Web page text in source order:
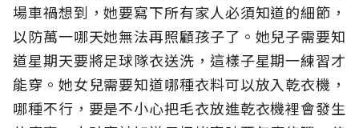
場車禍想到，她要寫下所有家人必須知道的細節，
以防萬一哪天她無法再照顧孩子了。她兒子需要知
道星期天要將足球隊衣送洗，這樣子星期一練習才
能穿。她女兒需要知道哪種衣料可以放入乾衣機，
哪種不行，要是不小心把毛衣放進乾衣機裡會發生